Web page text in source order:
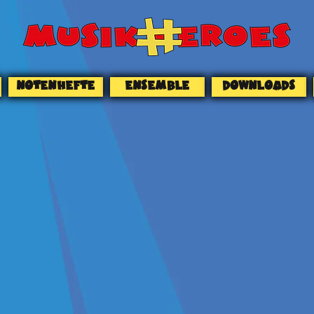
NOTENHEFTE ENSEMBLE DOWNLOADS